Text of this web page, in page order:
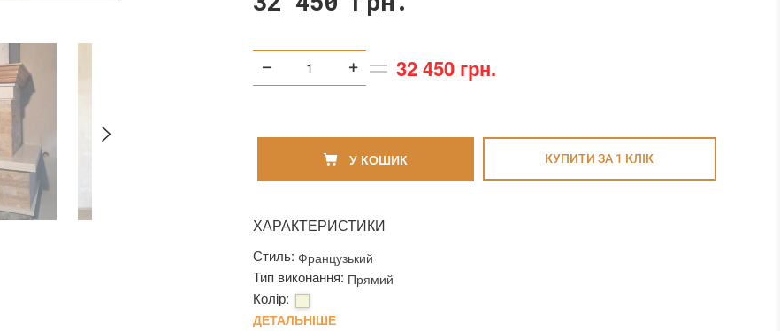
32 450 грн.
У КОШИК КУПИТИ ЗА 1 КЛIК
ХАРАКТЕРИСТИКИ
Стиль: Французький
Тип виконання: Прямий
Колір:
ДЕТАЛЬНІШЕ